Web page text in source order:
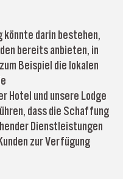
darin bestehen,
bereits anbieten, in
Beispiel die lokalen
und unsere Lodge
dass die Schaffung
Dienstleistungen
zur Verfügung